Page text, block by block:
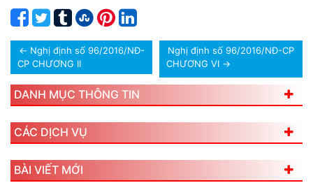
← Nghị định số 96/2016/NĐ-
CP CHƯƠNG II
Nghị định số 96/2016/NĐ-CP
CHƯƠNG VI →
DANH MỤC THÔNG TIN
CÁC DỊCH VỤ
BÀI VIẾT MỚI